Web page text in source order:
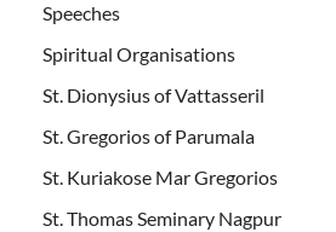
Speeches
Spiritual Organisations
St. Dionysius of Vattasseril
St. Gregorios of Parumala
St. Kuriakose Mar Gregorios
St. Thomas Seminary Nagpur